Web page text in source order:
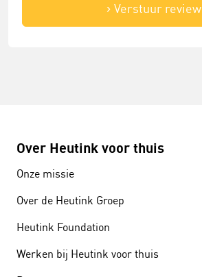
Verstuur review
Over Heutink voor thuis
Onze missie
Over de Heutink Groep
Heutink Foundation
Werken bij Heutink voor thuis